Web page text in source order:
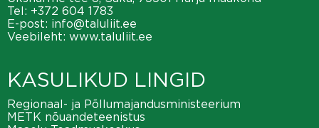
Tel: +372 604 1783
E-post: info@taluliit.ee
Veebileht: www.taluliit.ee
KASULIKUD LINGID
Regionaal- ja Põllumajandusministeerium
METK nõuandeteenistus